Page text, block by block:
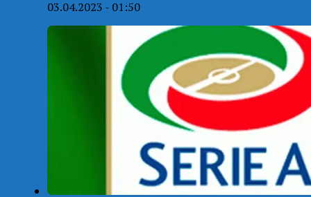
03.04.2023 - 01:50